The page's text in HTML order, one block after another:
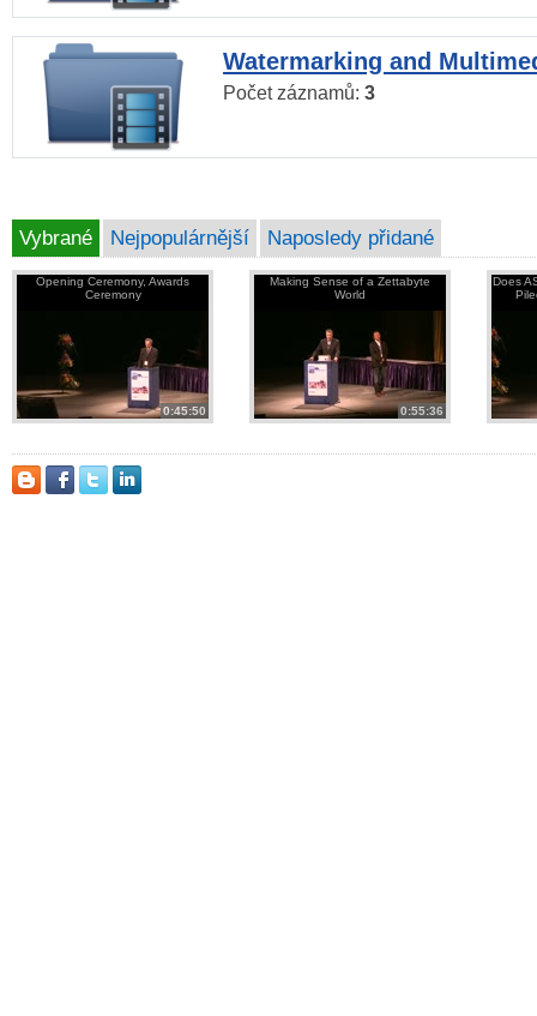
Watermarking and
Počet záznamů: 3
Vybrané Nejpopulárnější Naposledy přidané
Opening Ceremony, Awards
Ceremony
0:45:50
Making Sense of a Zettabyte
World
0:55:36
Does